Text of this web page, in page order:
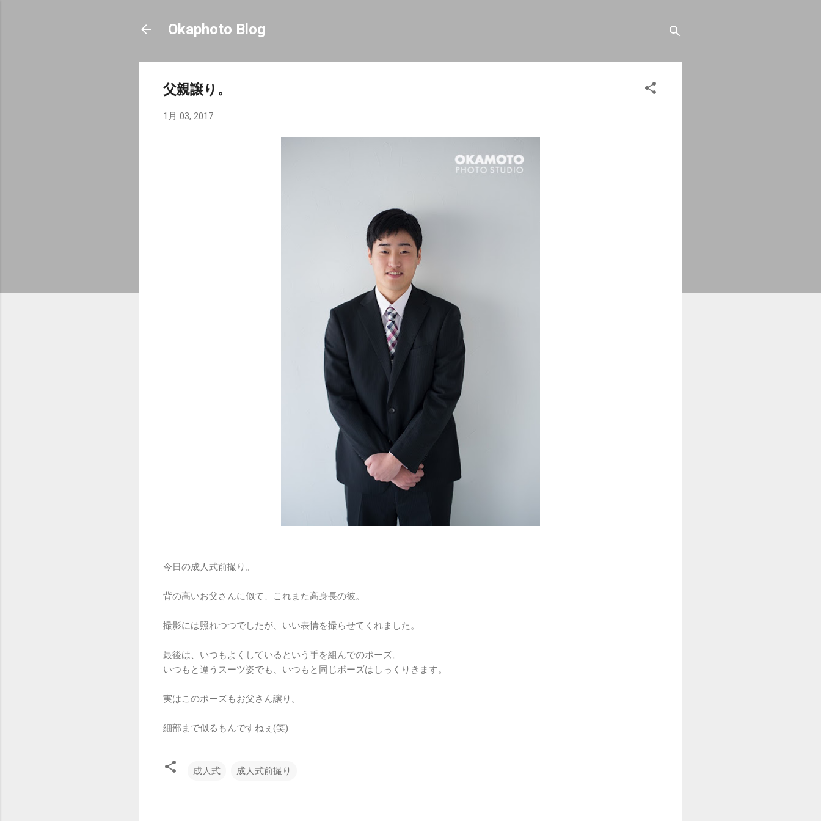
Okaphoto Blog
父親譲り。
1月 03, 2017
今日の成人式前撮り。
背の高いお父さんに似て、これまた高身長の彼。
撮影には照れつつでしたが、いい表情を撮らせてくれました。
最後は、いつもよくしているという手を組んでのポーズ。
いつもと違うスーツ姿でも、いつもと同じポーズはしっくりきます。
実はこのポーズもお父さん譲り。
細部まで似るもんですねぇ(笑)
成人式 成人式前撮り